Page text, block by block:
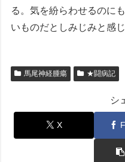
る。気を紛らわせるのに
いものだとしみじみと感じ
馬尾神経腫瘍 ★闘病記
シ
X